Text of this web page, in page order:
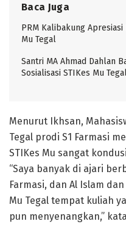
Baca Juga
PRM Kalibakung
Mu Tegal
Santri MA Ahmad Dahlan
Sosialisasi STIKes Mu
Menurut Ikhsan,
Tegal prodi S1 Farmasi
STIKes Mu sangat
“Saya banyak di ajari
Farmasi, dan Al Islam
Mu Tegal tempat kuliah
pun menyenangkan,”